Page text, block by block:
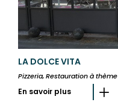
LA DOLCE VITA
Pizzeria, Restauration à thème
En savoir plus